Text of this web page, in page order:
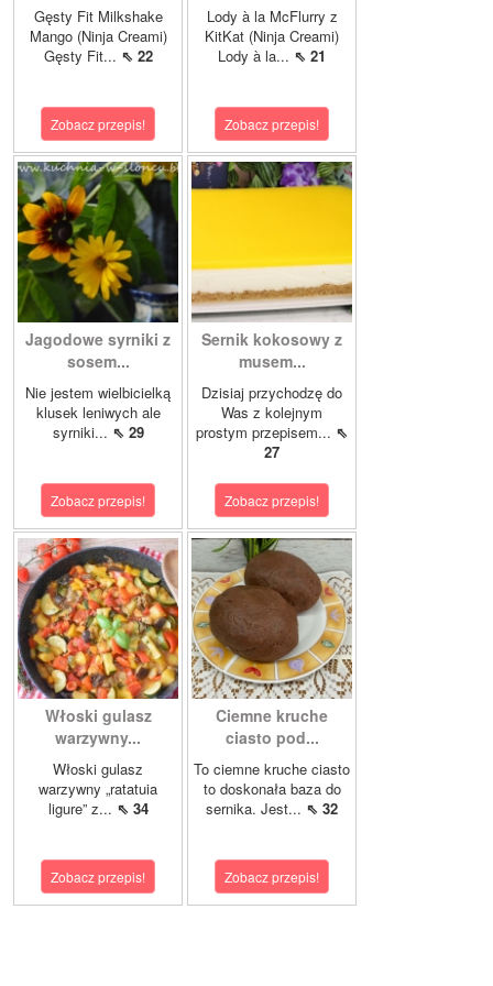
Gęsty Fit Milkshake
Mango (Ninja Creami)
Gęsty Fit... ⇖ 22
Zobacz przepis!
Lody à la McFlurry z
KitKat (Ninja Creami)
Lody à la... ⇖ 21
Zobacz przepis!
Jagodowe syrniki z
sosem...
Nie jestem wielbicielką
klusek leniwych ale
syrniki... ⇖ 29
Zobacz przepis!
Sernik kokosowy z
musem...
Dzisiaj przychodzę do
Was z kolejnym
prostym przepisem... ⇖
27
Zobacz przepis!
Włoski gulasz
warzywny...
Włoski gulasz
warzywny „ratatuia
ligure” z... ⇖ 34
Zobacz przepis!
Ciemne kruche
ciasto pod...
To ciemne kruche ciasto
to doskonała baza do
sernika. Jest... ⇖ 32
Zobacz przepis!